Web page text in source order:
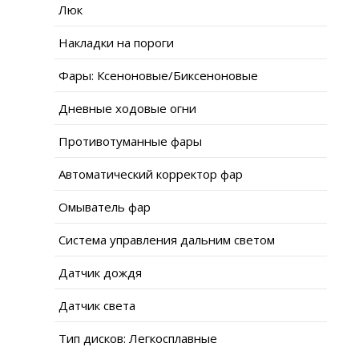
Люк
Накладки на пороги
Фары: Ксеноновые/Биксеноновые
Дневные ходовые огни
Противотуманные фары
Автоматический корректор фар
Омыватель фар
Система управления дальним светом
Датчик дождя
Датчик света
Тип дисков: Легкосплавные